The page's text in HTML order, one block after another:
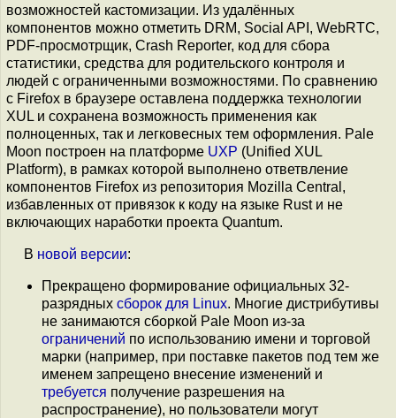
возможностей кастомизации. Из удалённых
компонентов можно отметить DRM, Social API, WebRTC,
PDF-просмотрщик, Сrash Reporter, код для сбора
статистики, средства для родительского контроля и
людей с ограниченными возможностями. По сравнению
с Firefox в браузере оставлена поддержка технологии
XUL и сохранена возможность применения как
полноценных, так и легковесных тем оформления. Pale
Moon построен на платформе UXP (Unified XUL
Platform), в рамках которой выполнено ответвление
компонентов Firefox из репозитория Mozilla Central,
избавленных от привязок к коду на языке Rust и не
включающих наработки проекта Quantum.
В новой версии:
Прекращено формирование официальных 32-
разрядных сборок для Linux. Многие дистрибутивы
не занимаются сборкой Pale Moon из-за
ограничений по использованию имени и торговой
марки (например, при поставке пакетов под тем же
именем запрещено внесение изменений и
требуется получение разрешения на
распространение), но пользователи могут